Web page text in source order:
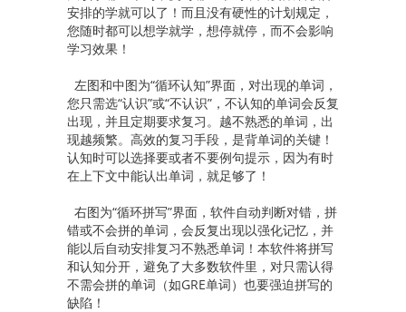
安排的学就可以了！而且没有硬性的计划规定，
您随时都可以想学就学，想停就停，而不会影响
学习效果！
左图和中图为“循环认知”界面，对出现的单词，
您只需选“认识”或“不认识”，不认知的单词会反复
出现，并且定期要求复习。越不熟悉的单词，出
现越频繁。高效的复习手段，是背单词的关键！
认知时可以选择要或者不要例句提示，因为有时
在上下文中能认出单词，就足够了！
右图为“循环拼写”界面，软件自动判断对错，拼
错或不会拼的单词，会反复出现以强化记忆，并
能以后自动安排复习不熟悉单词！本软件将拼写
和认知分开，避免了大多数软件里，对只需认得
不需会拼的单词（如GRE单词）也要强迫拼写的
缺陷！